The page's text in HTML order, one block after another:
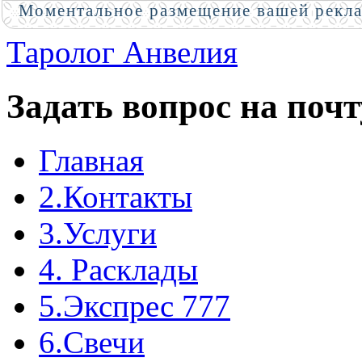
Таролог Анвелия
Задать вопрос на
Главная
2.Контакты
3.Услуги
4. Расклады
5.Экспрес 777
6.Свечи
Моментальное размещение вашей